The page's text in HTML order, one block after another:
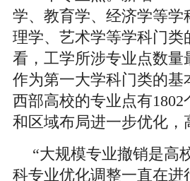
学、教育学、经济学等
理学、艺术学等学科门
看，工学所涉专业点数量
作为第一大学科门类的
西部高校的专业点有
和区域布局进一步优化
“大规模专业撤销是高
科专业优化调整一直在进